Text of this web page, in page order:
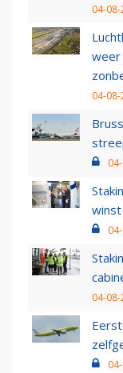
04-08-
weer
04-
winst
04-